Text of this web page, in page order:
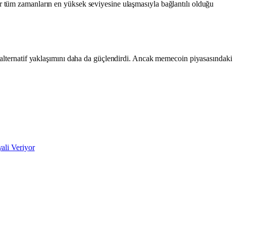
tüm zamanların en yüksek seviyesine ulaşmasıyla bağlantılı olduğu
yaklaşımını daha da güçlendirdi. Ancak memecoin piyasasındaki
Veriyor